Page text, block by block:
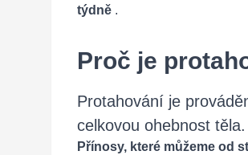
týdně .
Proč je
Protahování je
celkovou ohebnost těla.
Přínosy, které můžeme od